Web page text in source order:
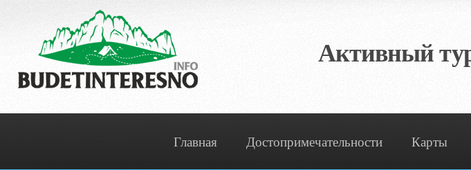
Активный
Главная Достопримечательности Карты